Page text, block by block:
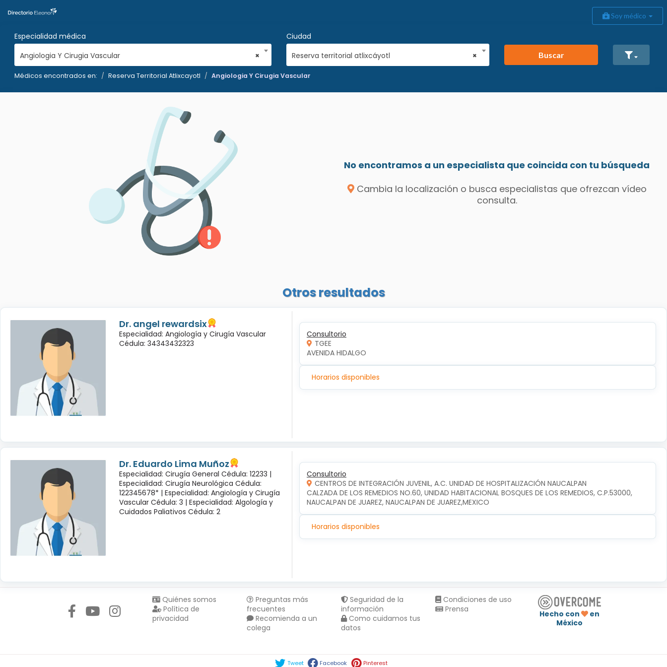
Soy médico
Especialidad médica
×
Angiologia Y Cirugia Vascular
Ciudad
×
Reserva territorial atlixcáyotl Buscar
Médicos encontrados en: Reserva Territorial Atlixcayotl Angiologia Y Cirugia Vascular
No encontramos a un especialista que coincida con tu búsqueda
Cambia la localización o busca especialistas que ofrezcan vídeo
consulta.
Otros resultados
Dr. angel rewardsix
Especialidad: Angiología y Cirugía Vascular
Cédula: 34343432323
Consultorio
TGEE
AVENIDA HIDALGO
Horarios disponibles
Dr. Eduardo Lima Muñoz
Especialidad: Cirugía General Cédula: 12233 |
Especialidad: Cirugía Neurológica Cédula:
122345678* | Especialidad: Angiología y Cirugía
Vascular Cédula: 3 | Especialidad: Algología y
Cuidados Paliativos Cédula: 2
Consultorio
CENTROS DE INTEGRACIÓN JUVENIL, A.C. UNIDAD DE HOSPITALIZACIÓN NAUCALPAN
CALZADA DE LOS REMEDIOS NO.60, UNIDAD HABITACIONAL BOSQUES DE LOS REMEDIOS, C.P.53000,
NAUCALPAN DE JUAREZ, NAUCALPAN DE JUAREZ,MEXICO
Horarios disponibles
Quiénes somos
Política de
privacidad
Preguntas más
frecuentes
Recomienda a un
colega
Seguridad de la
información
Como cuidamos tus
datos
Condiciones de uso
Prensa
Hecho con
en
México
Tweet Facebook Pinterest